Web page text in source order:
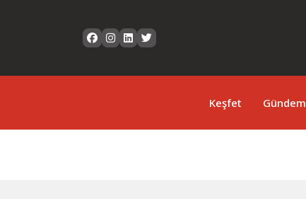
Keşfet Gündem